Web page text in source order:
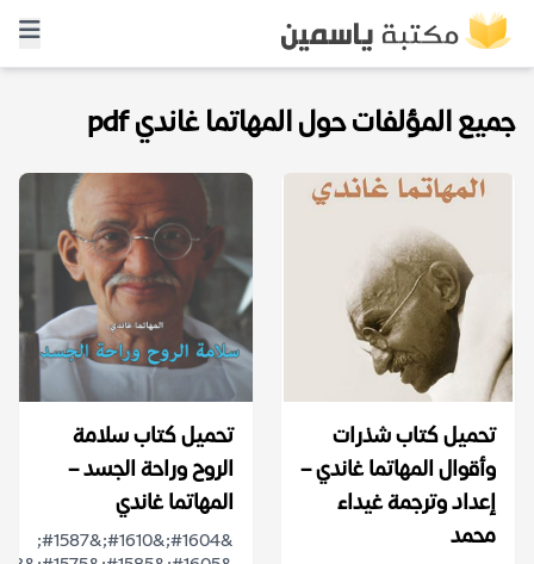
جميع المؤلفات حول المهاتما غاندي pdf
تحميل كتاب شذرات
وأقوال المهاتما غاندي –
إعداد وترجمة غيداء
محمد
تحميل كتاب سلامة
الروح وراحة الجسد –
المهاتما غاندي
&#1604;&#1610;&#1587;